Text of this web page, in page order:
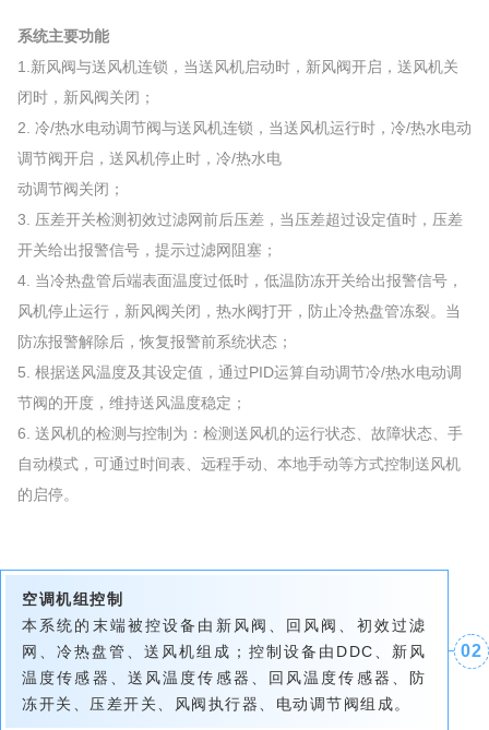
系统主要功能
1.新风阀与送风机连锁，当送风机启动时，新风阀开启，送风机关
闭时，新风阀关闭；
2. 冷/热水电动调节阀与送风机连锁，当送风机运行时，冷/热水电动
调节阀开启，送风机停止时，冷/热水电
动调节阀关闭；
3. 压差开关检测初效过滤网前后压差，当压差超过设定值时，压差
开关给出报警信号，提示过滤网阻塞；
4. 当冷热盘管后端表面温度过低时，低温防冻开关给出报警信号，
风机停止运行，新风阀关闭，热水阀打开，防止冷热盘管冻裂。当
防冻报警解除后，恢复报警前系统状态；
5. 根据送风温度及其设定值，通过PID运算自动调节冷/热水电动调
节阀的开度，维持送风温度稳定；
6. 送风机的检测与控制为：检测送风机的运行状态、故障状态、手
自动模式，可通过时间表、远程手动、本地手动等方式控制送风机
的启停。
空调机组控制
本系统的末端被控设备由新风阀、回风阀、初效过滤
网、冷热盘管、送风机组成；控制设备由DDC、新风
温度传感器、送风温度传感器、回风温度传感器、防
冻开关、压差开关、风阀执行器、电动调节阀组成。
02